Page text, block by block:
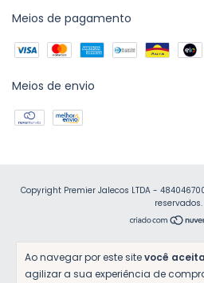
Ao navegar por este sitevocê
agilizar a sua experiência de
Meios de pagamento
Meios de envio
Copyright Premier Jalecos LTDA -
reservados.